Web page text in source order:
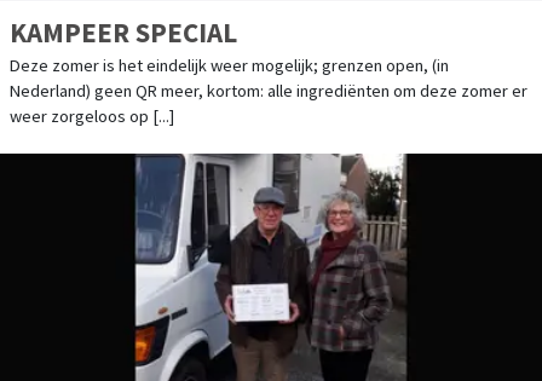
KAMPEER SPECIAL
Deze zomer is het eindelijk weer mogelijk; grenzen open, (in
Nederland) geen QR meer, kortom: alle ingrediënten om deze zomer er
weer zorgeloos op [...]